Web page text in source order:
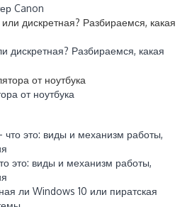
Canon
дискретная? Разбираемся, какая
от ноутбука
это: виды и механизм работы,